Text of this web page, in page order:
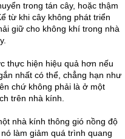
trong tán cây, hoặc thậm
từ khi cây không phát triển
giữ cho không khí trong nhà
thực hiện hiệu quả hơn nếu
nhất có thể, chẳng hạn như
chứ không phải là ở một
trên nhà kính.
nhà kính thông gió nồng độ
làm giảm quá trình quang